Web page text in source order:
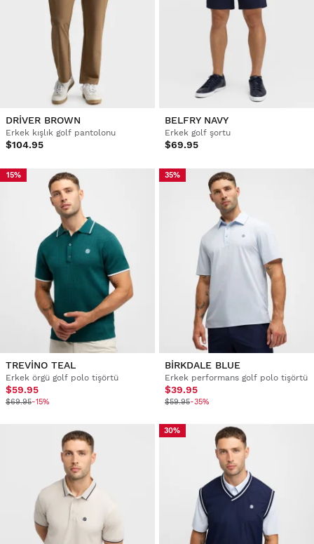
DRIVER BROWN
Erkek kışlık golf pantolonu
$104.95
BELFRY NAVY
Erkek golf şortu
$69.95
15%
TREVINO TEAL
Erkek örgü golf polo tişörtü
$59.95
$69.95-15%
35%
BIRKDALE BLUE
Erkek performans golf polo tişörtü
$39.95
$59.95-35%
30%